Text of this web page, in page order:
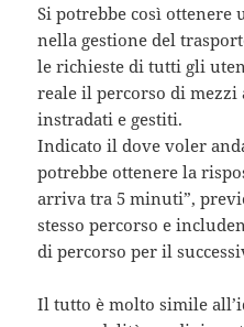
Si potrebbe così ottenere
nella gestione del
le richieste di tutti gli
reale il percorso di mezzi
instradati e gestiti.
Indicato il dove voler
potrebbe ottenere la
arriva tra 5 minuti”,
stesso percorso e
di percorso per il
Il tutto è molto simile